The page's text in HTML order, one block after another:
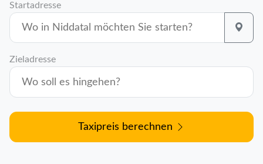
Startadresse
Zieladresse
Taxipreis berechnen